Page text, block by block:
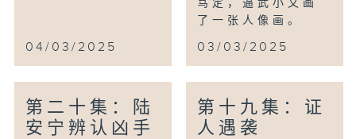
04/03/2025
笃定，逼武小文画
了一张人像画。
03/03/2025
第二十集：陆
安宁辨认凶手
第十九集：证
人遇袭